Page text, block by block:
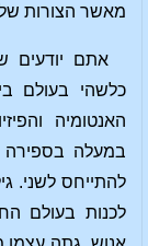
מאשר הצורות של
אתם יודעים
כלשהי בעולם
האנטומיה
במעלה בספירה
להתייחס לשני.
לכנות בעולם